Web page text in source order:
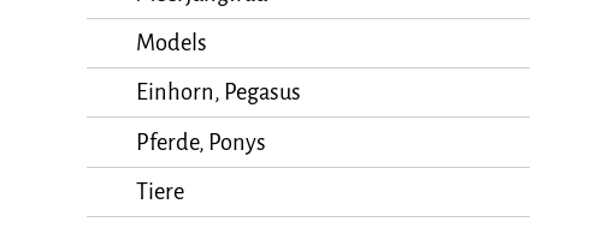
Models
Einhorn, Pegasus
Pferde, Ponys
Tiere